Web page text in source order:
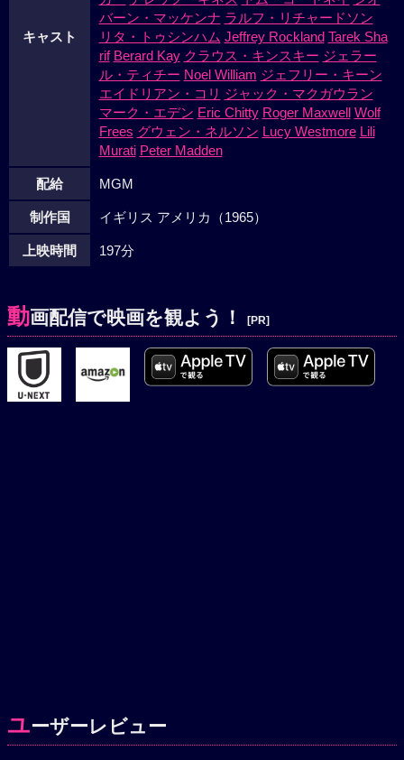
キャスト
バーン・マッケンナ ラルフ・リチャードソン
リタ・トゥシンハム Jeffrey Rockland Tarek Sha
rif Berard Kay クラウス・キンスキー ジェラー
ル・ティチー Noel William ジェフリー・キーン
エイドリアン・コリ ジャック・マクガウラン
マーク・エデン Eric Chitty Roger Maxwell Wolf
Frees グウェン・ネルソン Lucy Westmore Lili
Murati Peter Madden
配給 MGM
制作国 イギリス アメリカ（1965）
上映時間 197分
動画配信で映画を観よう！ [PR]
ユーザーレビュー